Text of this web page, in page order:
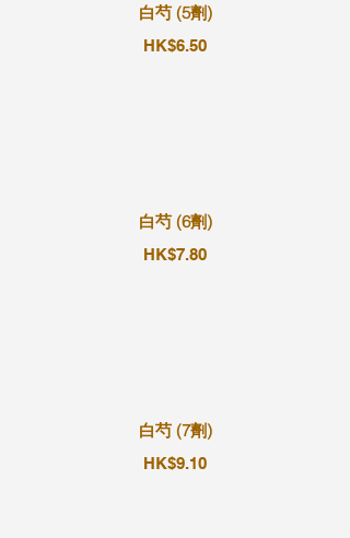
白芍 (5劑)
HK$6.50
白芍 (6劑)
HK$7.80
白芍 (7劑)
HK$9.10